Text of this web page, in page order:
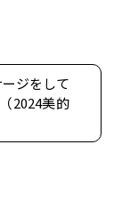
ジをして
2024美的